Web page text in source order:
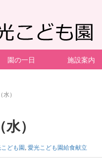
園の一日 施設案内
）
）
ども園, 愛光こども園給食献立